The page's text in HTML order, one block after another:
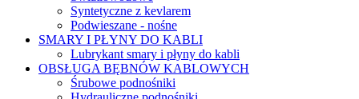
Syntetyczne z kevlarem
Podwieszane - nośne
SMARY I PŁYNY DO KABLI
Lubrykant smary i płyny do kabli
OBSŁUGA BĘBNÓW KABLOWYCH
Śrubowe podnośniki